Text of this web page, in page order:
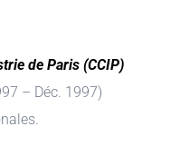
de Paris (CCIP)
– Déc. 1997)